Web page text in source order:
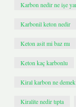
Karbon nedir ne işe
Karbonil keton nedir
Keton asit mi baz mı
Keton kaç karbonlu
Kiral karbon ne demek
Kiralite nedir tıpta